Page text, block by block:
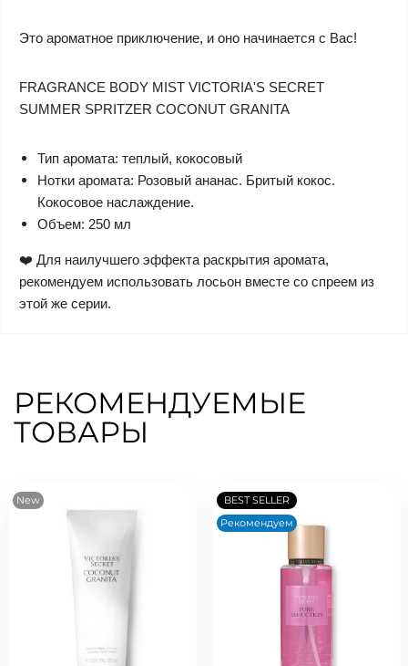
Это ароматное приключение, и оно начинается с Вас!
FRAGRANCE BODY MIST VICTORIA'S SECRET
SUMMER SPRITZER COCONUT GRANITA
Тип аромата: теплый, кокосовый
Нотки аромата: Розовый ананас. Бритый кокос.
Кокосовое наслаждение.
Объем: 250 мл
❤️ Для наилучшего эффекта раскрытия аромата,
рекомендуем использовать лосьон вместе со спреем из
этой же серии.
РЕКОМЕНДУЕМЫЕ
ТОВАРЫ
New
BEST SELLER
Рекомендуем